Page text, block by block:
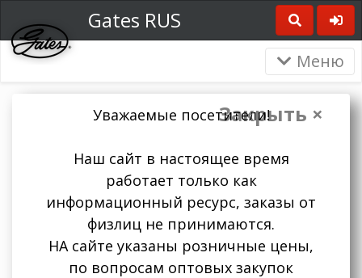
Gates RUS
Меню
Закрыть ×
Уважаемые посетители!
Наш сайт в настоящее время
работает только как
информационный ресурс, заказы от
физлиц не принимаются.
НА сайте указаны розничные цены,
по вопросам оптовых закупок